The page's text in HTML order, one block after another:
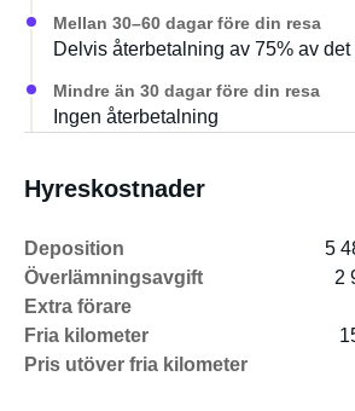
Mellan 30–60 dagar före din resa
Delvis återbetalning av 75% av
Mindre än 30 dagar före din resa
Ingen återbetalning
Hyreskostnader
Deposition
5
Överlämningsavgift
2
Extra förare
Fria kilometer
Pris utöver fria kilometer